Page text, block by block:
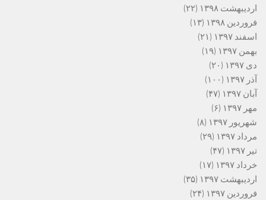
اردیبهشت ۱۳۹۸
(۲۲)
فروردین ۱۳۹۸
(۱۳)
اسفند ۱۳۹۷
(۲۱)
بهمن ۱۳۹۷
(۱۹)
دی ۱۳۹۷
(۲۰)
آذر ۱۳۹۷
(۱۰۰)
آبان ۱۳۹۷
(۴۷)
مهر ۱۳۹۷
(۶)
شهریور ۱۳۹۷
(۸)
مرداد ۱۳۹۷
(۲۹)
تیر ۱۳۹۷
(۴۷)
خرداد ۱۳۹۷
(۱۷)
اردیبهشت ۱۳۹۷
(۳۵)
فروردین ۱۳۹۷
(۲۴)